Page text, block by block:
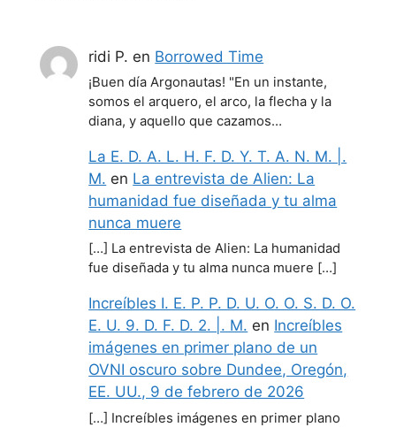
ridi P. en Borrowed Time
¡Buen día Argonautas! "En un instante,
somos el arquero, el arco, la flecha y la
diana, y aquello que cazamos…
La E. D. A. L. H. F. D. Y. T. A. N. M. |.
M. en La entrevista de Alien: La
humanidad fue diseñada y tu alma
nunca muere
[…] La entrevista de Alien: La humanidad
fue diseñada y tu alma nunca muere […]
Increíbles I. E. P. P. D. U. O. O. S. D. O.
E. U. 9. D. F. D. 2. |. M. en Increíbles
imágenes en primer plano de un
OVNI oscuro sobre Dundee, Oregón,
EE. UU., 9 de febrero de 2026
[…] Increíbles imágenes en primer plano